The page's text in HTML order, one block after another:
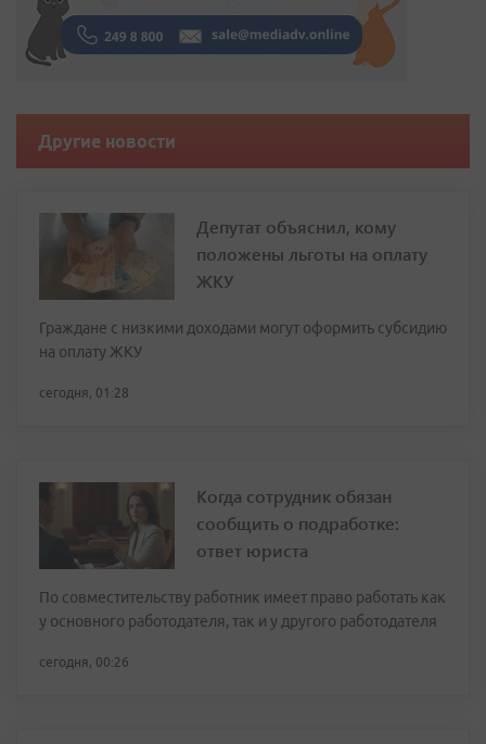
Другие новости
Депутат объяснил, кому
положены льготы на оплату
ЖКУ
Граждане с низкими доходами могут оформить субсидию
на оплату ЖКУ
сегодня, 01:28
Когда сотрудник обязан
сообщить о подработке:
ответ юриста
По совместительству работник имеет право работать как
у основного работодателя, так и у другого работодателя
сегодня, 00:26